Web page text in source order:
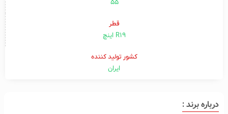
۵۵
قطر
R19 اینچ
کشور تولید کننده
ایران
درباره برند :